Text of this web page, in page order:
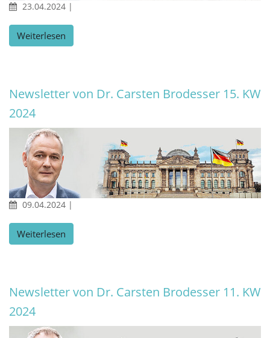
23.04.2024 |
Weiterlesen
Newsletter von Dr. Carsten Brodesser 15. KW
2024
09.04.2024 |
Weiterlesen
Newsletter von Dr. Carsten Brodesser 11. KW
2024